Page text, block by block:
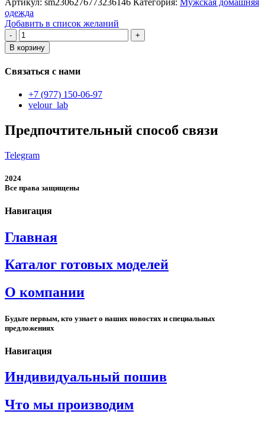
одежда
Добавить в список желаний
Количество
товара
Мужская
В корзину
Связаться с нами
+7 (977) 150-06-97
velour_lab
Предпочтительный способ связи
Telegram
2024
Все права защищены
Навигация
Главная
Каталог готовых моделей
О компании
Будьте первым, кто узнает о наших новостях и специальных
предложениях
Навигация
Индивидуальный пошив
Что мы производим